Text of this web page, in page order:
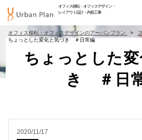
オフィス移転・オフィスデザイン・
レイアウト設計・内装工事
オフィス移転・オフィスデザインのアーバンプラン
ちょっとした変化と気づき ＃日常編
ちょっとした
き ＃日
2020/11/17